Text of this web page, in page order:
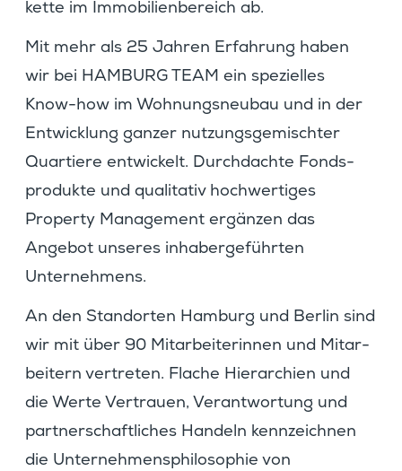
kette im Immobi­li­en­be­reich ab.
Mit mehr als 25 Jahren Erfah­rung haben
wir bei HAMBURG TEAM ein spezi­elles
Know-how im Wohnungs­neubau und in der
Entwick­lung ganzer nutzungs­ge­mischter
Quartiere entwi­ckelt. Durch­dachte Fonds­
pro­dukte und quali­tativ hochwer­tiges
Property Manage­ment ergänzen das
Angebot unseres inhaber­ge­führten
Unternehmens.
An den Stand­orten Hamburg und Berlin sind
wir mit über 90 Mitar­bei­te­rinnen und Mitar­
bei­tern vertreten. Flache Hierar­chien und
die Werte Vertrauen, Verant­wor­tung und
partner­schaft­li­ches Handeln kennzeichnen
die Unter­neh­mens­phi­lo­so­phie von